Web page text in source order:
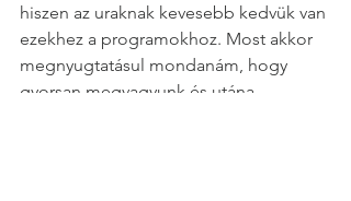
hiszen az uraknak kevesebb kedvük van
ezekhez a programokhoz. Most akkor
megnyugtatásul mondanám, hogy
gyorsan megvagyunk és utána